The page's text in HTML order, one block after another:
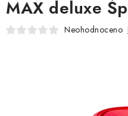
TAMI PŘEPRAVNÍ BOXY
SPORT SE PSEM
MAX deluxe
Neohodnoceno